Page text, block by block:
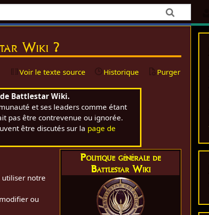
Wiki ?
Voir le texte source Historique Purger
Battlestar Wiki.
et ses leaders comme étant
pas être contrevenue ou ignorée.
être discutés sur la page de
Politique générale de
Battlestar Wiki
utiliser notre
ou